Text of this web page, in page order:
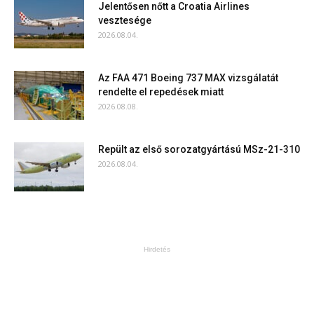
Jelentősen nőtt a Croatia Airlines
vesztesége
2026.08.04.
Az FAA 471 Boeing 737 MAX vizsgálatát
rendelte el repedések miatt
2026.08.08.
Repült az első sorozatgyártású MSz-21-310
2026.08.04.
Hirdetés